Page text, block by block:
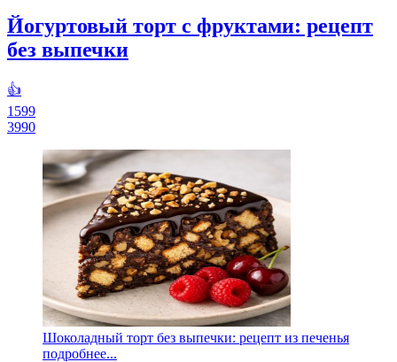
Йогуртовый торт с фруктами: рецепт
без выпечки
👍
1599
3990
Шоколадный торт без выпечки: рецепт из печенья
подробнее...